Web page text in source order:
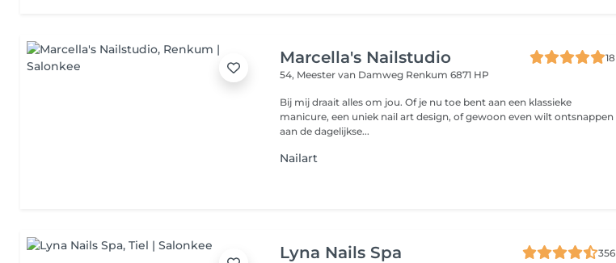
Marcella's Nailstudio
18
54, Meester van Damweg Renkum 6871 HP
Bij mij draait alles om jou. Of je nu toe bent aan een klassieke
manicure, een uniek nail art design, of gewoon even wilt ontsnappen
aan de dagelijkse...
Nailart
Lyna Nails Spa
356